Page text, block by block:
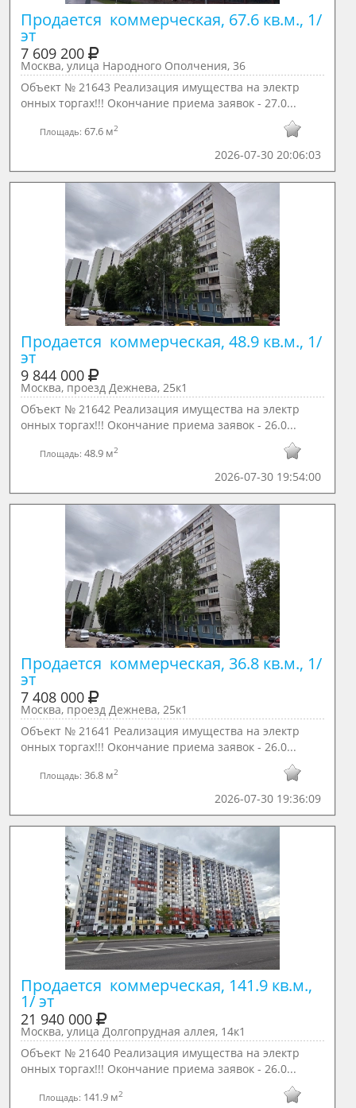
Продается  коммерческая, 67.6 кв.м., 1/
эт
7 609 200
Москва, улица Народного Ополчения, 36
Объект № 21643 Реализация имущества на электр
онных торгах!!! Окончание приема заявок - 27.0...
Площадь:67.6 м2
2026-07-30 20:06:03
Продается  коммерческая, 48.9 кв.м., 1/
эт
9 844 000
Москва, проезд Дежнева, 25к1
Объект № 21642 Реализация имущества на электр
онных торгах!!! Окончание приема заявок - 26.0...
Площадь:48.9 м2
2026-07-30 19:54:00
Продается  коммерческая, 36.8 кв.м., 1/
эт
7 408 000
Москва, проезд Дежнева, 25к1
Объект № 21641 Реализация имущества на электр
онных торгах!!! Окончание приема заявок - 26.0...
Площадь:36.8 м2
2026-07-30 19:36:09
Продается  коммерческая, 141.9 кв.м.,
1/ эт
21 940 000
Москва, улица Долгопрудная аллея, 14к1
Объект № 21640 Реализация имущества на электр
онных торгах!!! Окончание приема заявок - 26.0...
Площадь: 141.9 м2